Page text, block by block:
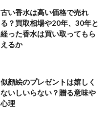
古い香水は高い価格で売れ
る？買取相場や20年、30年と
経った香水は買い取ってもら
えるか
似顔絵のプレゼントは嬉しく
ないしいらない？贈る意味や
心理